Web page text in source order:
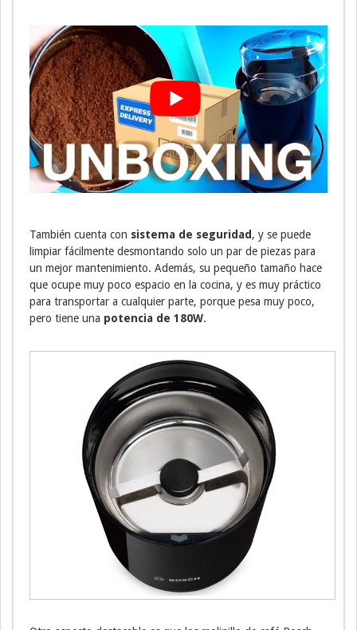
También cuenta con sistema de seguridad , y se puede
limpiar fácilmente desmontando solo un par de piezas para
un mejor mantenimiento. Además, su pequeño tamaño hace
que ocupe muy poco espacio en la cocina, y es muy práctico
para transportar a cualquier parte, porque pesa muy poco,
pero tiene una potencia de 180W.